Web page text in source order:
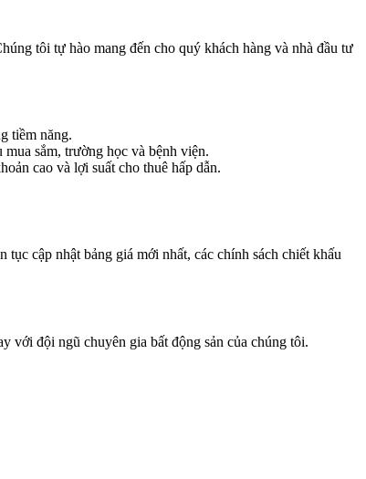
tôi tự hào mang đến cho quý khách hàng và nhà đầu tư
tiềm năng.
sắm, trường học và bệnh viện.
cao và lợi suất cho thuê hấp dẫn.
cập nhật bảng giá mới nhất, các chính sách chiết khấu
với đội ngũ chuyên gia bất động sản của chúng tôi.